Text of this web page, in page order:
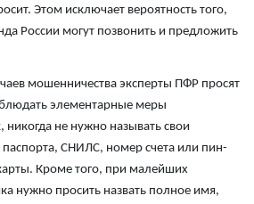
Этом исключает вероятность того,
России могут позвонить и предложить
мошенничества эксперты ПФР просят
элементарные меры
никогда не нужно называть свои
СНИЛС, номер счета или пин-
Кроме того, при малейших
нужно просить назвать полное имя,